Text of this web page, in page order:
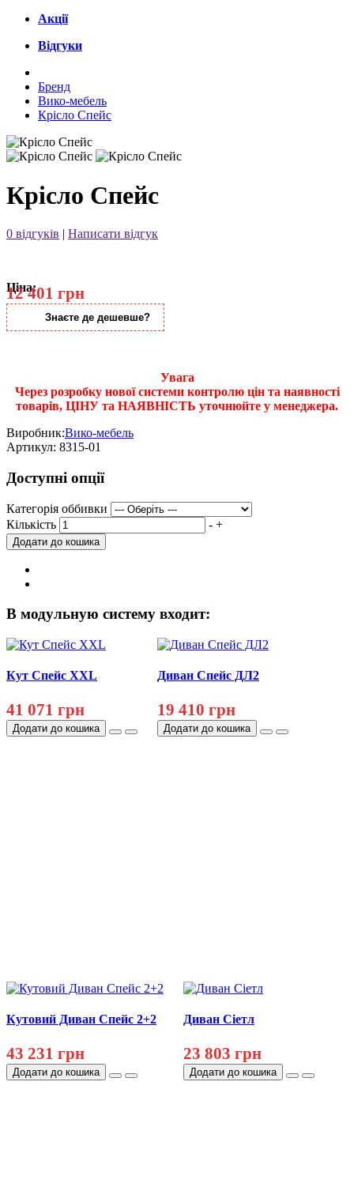
Акції
Відгуки
Бренд
Вико-мебель
Крісло Спейс
Крісло Спейс
0 відгуків | Написати відгук
Ціна:
12 401 грн
Знаєте де дешевше?
Увага
Через розробку нової системи контролю цін та наявності
товарів, ЦІНУ та НАЯВНІСТЬ уточнюйте у менеджера.
Виробник:Вико-мебель
Артикул: 8315-01
Доступні опції
Категорія оббивки
Кількість
- +
В модульную систему входит:
Кут Спейс XXL
41 071 грн
Додати до кошика
Диван Спейс ДЛ2
19 410 грн
Додати до кошика
Кутовий Диван Спейс 2+2
43 231 грн
Додати до кошика
Диван Сіетл
23 803 грн
Додати до кошика